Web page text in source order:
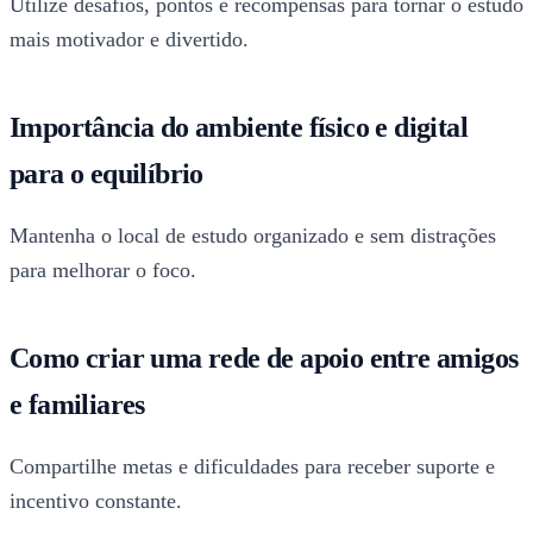
mais motivador e divertido.
Importância do ambiente físico e digital
para o equilíbrio
Mantenha o local de estudo organizado e sem distrações
para melhorar o foco.
Como criar uma rede de apoio entre amigos
e familiares
Compartilhe metas e dificuldades para receber suporte e
incentivo constante.